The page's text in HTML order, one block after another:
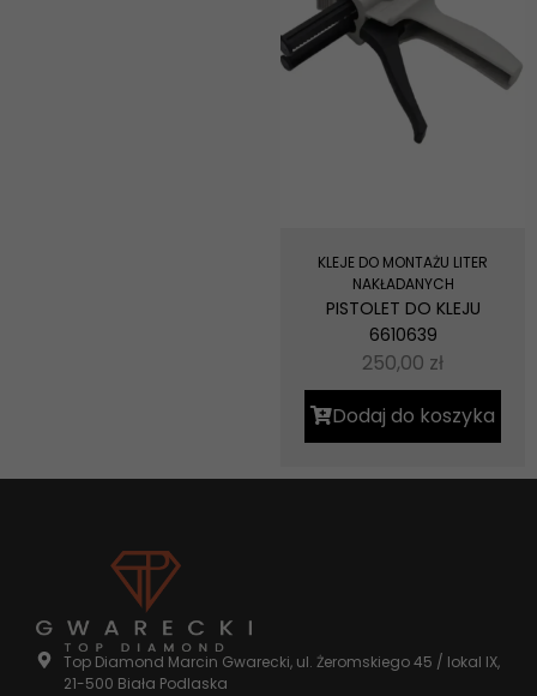
KLEJE DO MONTAŻU LITER
NAKŁADANYCH
PISTOLET DO KLEJU
6610639
250,00 zł
Dodaj do koszyka
Top Diamond Marcin Gwarecki, ul. Żeromskiego 45 / lokal IX,
21-500 Biała Podlaska